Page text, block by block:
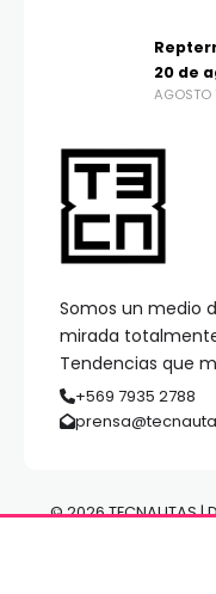
Somos un medio
mirada
Tendencias que
+569 7935 2788
20 de
© 2026 TECNAUTAS